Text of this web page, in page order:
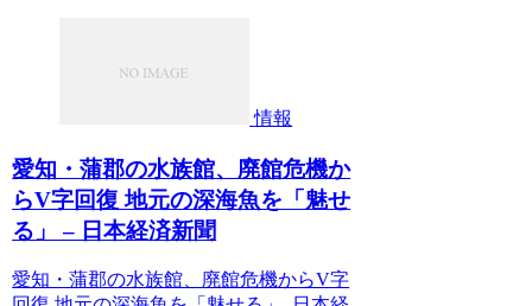
情報
愛知・蒲郡の水族館、廃館危機か
らV字回復 地元の深海魚を「魅せ
る」 – 日本経済新聞
愛知・蒲郡の水族館、廃館危機からV字